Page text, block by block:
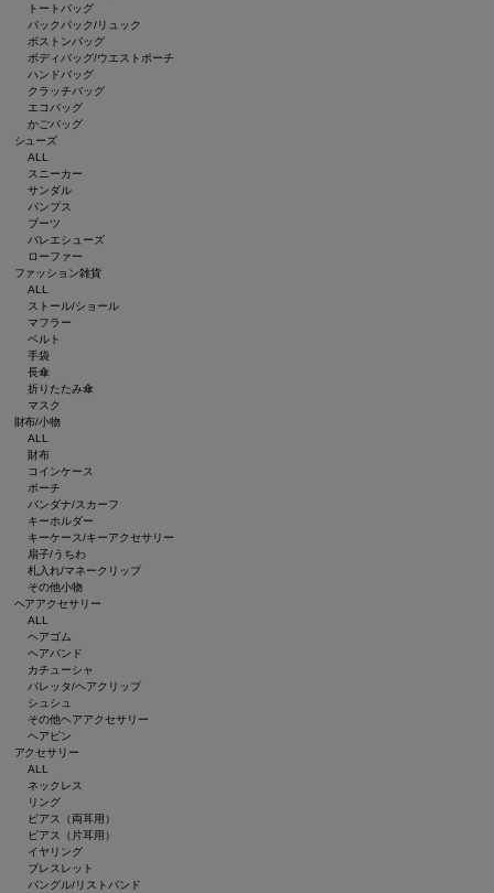
トートバッグ
バックパック/リュック
ボストンバッグ
ボディバッグ/ウエストポーチ
ハンドバッグ
クラッチバッグ
エコバッグ
かごバッグ
シューズ
ALL
スニーカー
サンダル
パンプス
ブーツ
バレエシューズ
ローファー
ファッション雑貨
ALL
ストール/ショール
マフラー
ベルト
手袋
長傘
折りたたみ傘
マスク
財布/小物
ALL
財布
コインケース
ポーチ
バンダナ/スカーフ
キーホルダー
キーケース/キーアクセサリー
扇子/うちわ
札入れ/マネークリップ
その他小物
ヘアアクセサリー
ALL
ヘアゴム
ヘアバンド
カチューシャ
バレッタ/ヘアクリップ
シュシュ
その他ヘアアクセサリー
ヘアピン
アクセサリー
ALL
ネックレス
リング
ピアス（両耳用）
ピアス（片耳用）
イヤリング
ブレスレット
バングル/リストバンド